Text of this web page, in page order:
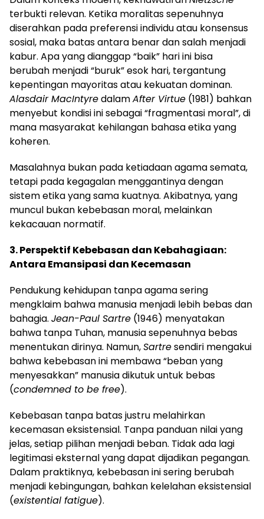
terbukti relevan. Ketika moralitas sepenuhnya
diserahkan pada preferensi individu atau konsensus
sosial, maka batas antara benar dan salah menjadi
kabur. Apa yang dianggap “baik” hari ini bisa
berubah menjadi “buruk” esok hari, tergantung
kepentingan mayoritas atau kekuatan dominan.
Alasdair MacIntyredalamAfter Virtue (1981) bahkan
menyebut kondisi ini sebagai “fragmentasi moral”, di
mana masyarakat kehilangan bahasa etika yang
koheren.
Masalahnya bukan pada ketiadaan agama semata,
tetapi pada kegagalan menggantinya dengan
sistem etika yang sama kuatnya. Akibatnya, yang
muncul bukan kebebasan moral, melainkan
kekacauan normatif.
3. Perspektif Kebebasan dan Kebahagiaan:
Antara Emansipasi dan Kecemasan
Pendukung kehidupan tanpa agama sering
mengklaim bahwa manusia menjadi lebih bebas dan
bahagia. Jean-Paul Sartre (1946) menyatakan
bahwa tanpa Tuhan, manusia sepenuhnya bebas
menentukan dirinya. Namun,Sartresendiri mengakui
bahwa kebebasan ini membawa “beban yang
menyesakkan” manusia dikutuk untuk bebas
(condemned to be free).
Kebebasan tanpa batas justru melahirkan
kecemasan eksistensial. Tanpa panduan nilai yang
jelas, setiap pilihan menjadi beban. Tidak ada lagi
legitimasi eksternal yang dapat dijadikan pegangan.
Dalam praktiknya, kebebasan ini sering berubah
menjadi kebingungan, bahkan kelelahan eksistensial
(existential fatigue).